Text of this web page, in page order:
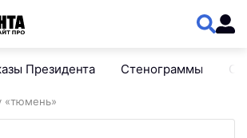
Президента Стенограммы
«тюмень»